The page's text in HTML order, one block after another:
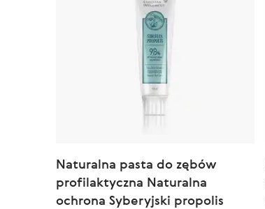
Naturalna pasta do zębów
profilaktyczna Naturalna
ochrona Syberyjski propolis